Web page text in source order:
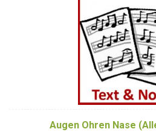
Augen Ohren Nase